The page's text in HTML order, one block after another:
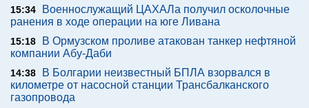
15:34
Военнослужащий ЦАХАЛа получил осколочные
ранения в ходе операции на юге Ливана
15:18
В Ормузском проливе атакован танкер нефтяной
компании Абу-Даби
14:38
В Болгарии неизвестный БПЛА взорвался в
километре от насосной станции Трансбалканского
газопровода